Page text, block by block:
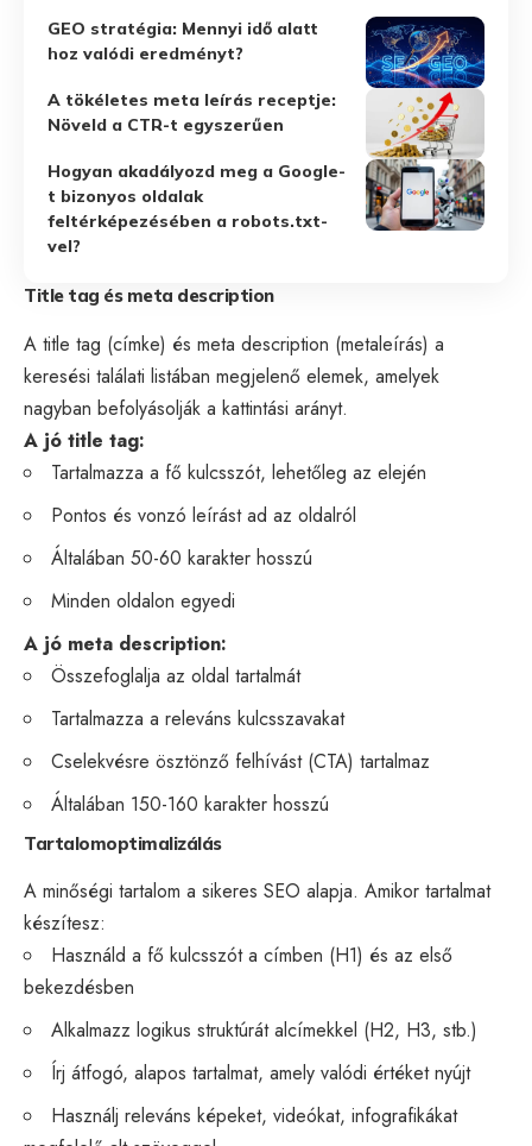
GEO stratégia: Mennyi idő alatt
hoz valódi eredményt?
A tökéletes meta leírás receptje:
Növeld a CTR-t egyszerűen
Hogyan akadályozd meg a Google-
t bizonyos oldalak
feltérképezésében a robots.txt-
vel?
Title tag és meta description
A title tag (címke) és meta description (metaleírás) a
keresési találati listában megjelenő elemek, amelyek
nagyban befolyásolják a kattintási arányt.
A jó title tag:
Tartalmazza a fő kulcsszót, lehetőleg az elején
Pontos és vonzó leírást ad az oldalról
Általában 50-60 karakter hosszú
Minden oldalon egyedi
A jó meta description:
Összefoglalja az oldal tartalmát
Tartalmazza a releváns kulcsszavakat
Cselekvésre ösztönző felhívást (CTA) tartalmaz
Általában 150-160 karakter hosszú
Tartalomoptimalizálás
A minőségi tartalom a sikeres SEO alapja. Amikor tartalmat
készítesz:
Használd a fő kulcsszót a címben (H1) és az első
bekezdésben
Alkalmazz logikus struktúrát alcímekkel (H2, H3, stb.)
Írj átfogó, alapos tartalmat, amely valódi értéket nyújt
Használj releváns képeket, videókat, infografikákat